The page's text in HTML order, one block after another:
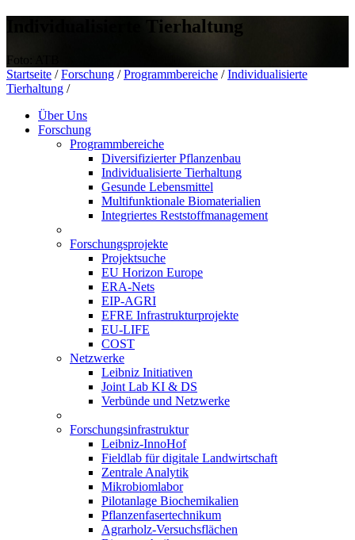
Individualisierte Tierhaltung
Foto: ATB
Startseite / Forschung / Programmbereiche / Individualisierte
Tierhaltung /
Über Uns
Forschung
Programmbereiche
Diversifizierter Pflanzenbau
Individualisierte Tierhaltung
Gesunde Lebensmittel
Multifunktionale Biomaterialien
Integriertes Reststoffmanagement
Forschungsprojekte
Projektsuche
EU Horizon Europe
ERA-Nets
EIP-AGRI
EFRE Infrastrukturprojekte
EU-LIFE
COST
Netzwerke
Leibniz Initiativen
Joint Lab KI & DS
Verbünde und Netzwerke
Forschungsinfrastruktur
Leibniz-InnoHof
Fieldlab für digitale Landwirtschaft
Zentrale Analytik
Mikrobiomlabor
Pilotanlage Biochemikalien
Pflanzenfasertechnikum
Agrarholz-Versuchsflächen